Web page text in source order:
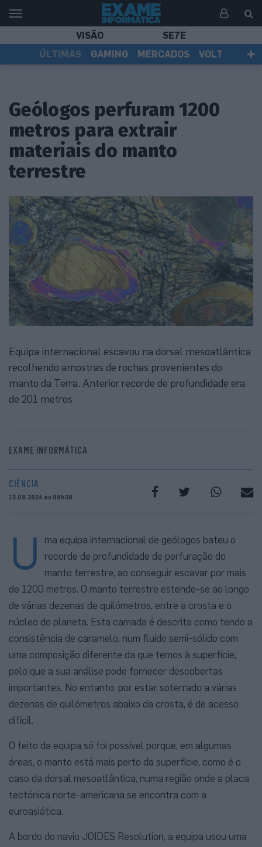
VISÃO
SE7E
ÚLTIMAS
GAMING MERCADOS
VOLT
Geólogos perfuram 1200
metros para extrair
materiais do manto
terrestre
Equipa internacional escavou na dorsal mesoatlântica
recolhendo amostras de rochas provenientes do
manto da Terra. Anterior recorde de profundidade era
de 201 metros
EXAME INFORMÁTICA
CIÊNCIA
13.08.2024 às 09h39
U
ma equipa internacional de geólogos bateu o
recorde de profundidade de perfuração do
manto terrestre, ao conseguir escavar por mais
de 1200 metros. O manto terrestre estende-se ao longo
de várias dezenas de quilómetros, entre a crosta e o
núcleo do planeta. Esta camada é descrita como tendo a
consistência de caramelo, num fluido semi-sólido com
uma composição diferente da que temos à superfície,
pelo que a sua análise pode fornecer descobertas
importantes. No entanto, por estar soterrado a várias
dezenas de quilómetros abaixo da crosta, é de acesso
difícil.
O feito da equipa só foi possível porque, em algumas
áreas, o manto está mais perto da superfície, como é o
caso da dorsal mesoatlântica, numa região onde a placa
tectónica norte-americana se encontra com a
euroasiática.
A bordo do navio JOIDES Resolution, a equipa usou uma